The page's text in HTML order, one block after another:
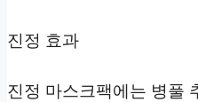
진정 효과
진정 마스크팩에는 병풀